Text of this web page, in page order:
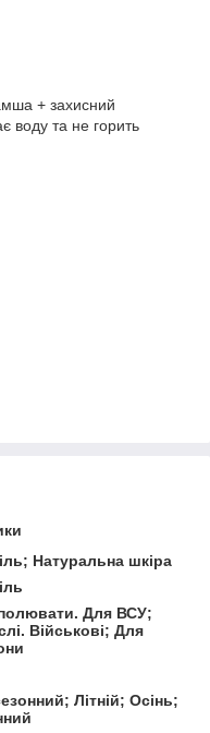
+ захисний
воду та не горить
Натуральна шкіра
Для ВСУ;
Військові; Для
Літній; Осінь;